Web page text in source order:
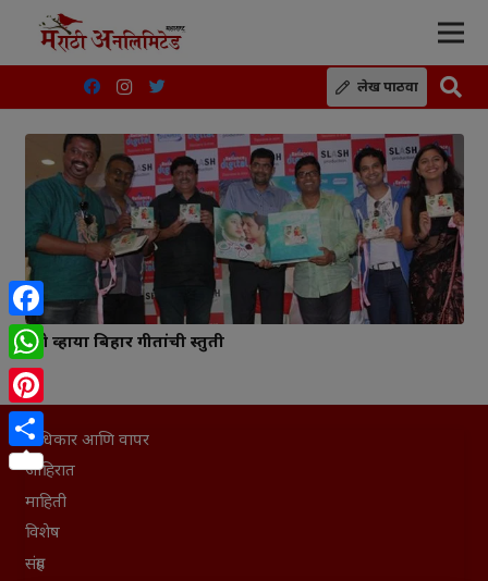
लेख पाठवा
पुणे व्हाया बिहार गीतांची प्रस्तुती
अधिकार आणि वापर
जाहिरात
माहिती
विशेष
संग्रह
Facebook
WhatsApp
Pinterest
Share